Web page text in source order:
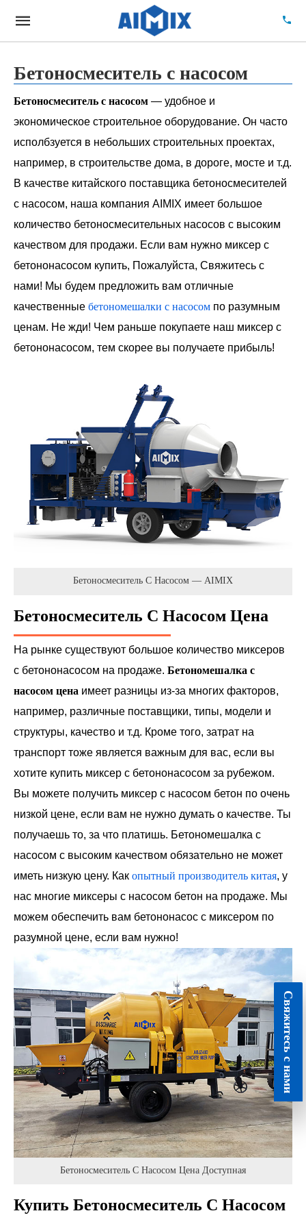
Бетоносмеситель с насосом
Бетоносмеситель с насосом — удобное и
экономическое строительное оборудование. Он часто
исполбзуется в небольших строительных проектах,
например, в строительстве дома, в дороге, мосте и т.д.
В качестве китайского поставщика бетоносмесителей
с насосом, наша компания AIMIX имеет большое
количество бетоносмесительных насосов с высоким
качеством для продажи. Если вам нужно миксер с
бетононасосом купить, Пожалуйста, Свяжитесь с
нами! Мы будем предложить вам отличные
качественные бетономешалки с насосом по разумным
ценам. Не жди! Чем раньше покупаете наш миксер с
бетононасосом, тем скорее вы получаете прибыль!
Бетоносмеситель С Насосом — AIMIX
Бетоносмеситель С Насосом Цена
На рынке существуют большое количество миксеров
с бетононасосом на продаже. Бетономешалка с
насосом цена имеет разницы из-за многих факторов,
например, различные поставщики, типы, модели и
структуры, качество и т.д. Кроме того, затрат на
транспорт тоже является важным для вас, если вы
хотите купить миксер с бетононасосом за рубежом.
Вы можете получить миксер с насосом бетон по очень
низкой цене, если вам не нужно думать о качестве. Ты
получаешь то, за что платишь. Бетономешалка с
насосом с высоким качеством обязательно не может
иметь низкую цену. Как опытный производитель китая, у
нас многие миксеры с насосом бетон на продаже. Мы
можем обеспечить вам бетононасос с миксером по
разумной цене, если вам нужно!
Бетоносмеситель С Насосом Цена Доступная
Купить Бетоносмеситель С Насосом
Свяжитесь с нами